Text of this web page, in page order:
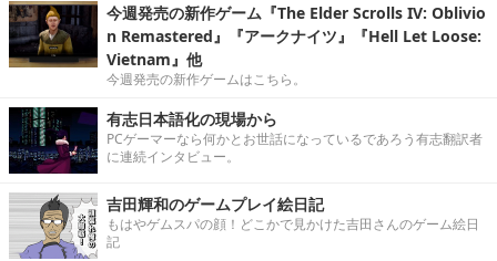
今週発売の新作ゲーム『The Elder Scrolls IV: Oblivio
n Remastered』『アークナイツ』『Hell Let Loose:
Vietnam』他
今週発売の新作ゲームはこちら。
有志日本語化の現場から
PCゲーマーなら何かとお世話になっているであろう有志翻訳者
に連続インタビュー。
吉田輝和のゲームプレイ絵日記
もはやゲムスパの顔！どこかで見かけた吉田さんのゲーム絵日
記